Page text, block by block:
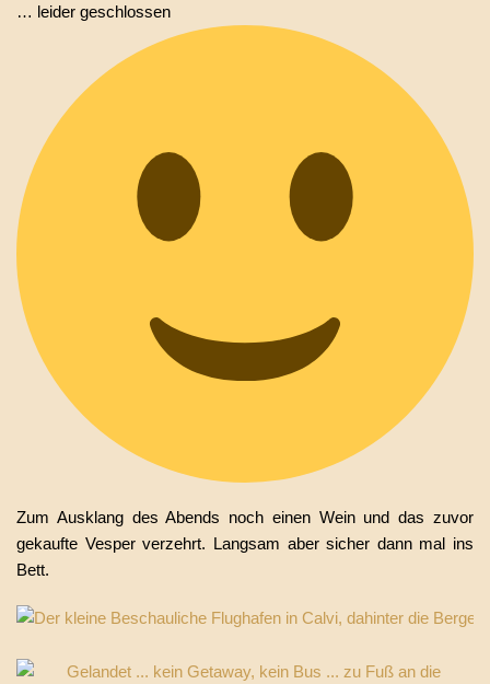
… leider geschlossen
Zum Ausklang des Abends noch einen Wein und das zuvor
gekaufte Vesper verzehrt. Langsam aber sicher dann mal ins
Bett.